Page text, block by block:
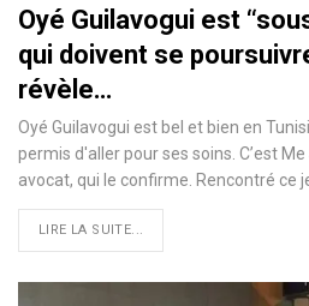
Oyé Guilavogui est
qui doivent se
révèle…
Oyé Guilavogui est bel et bien en
permis d'aller pour ses soins. C’est
avocat, qui le confirme. Rencontré ce
LIRE LA SUITE...